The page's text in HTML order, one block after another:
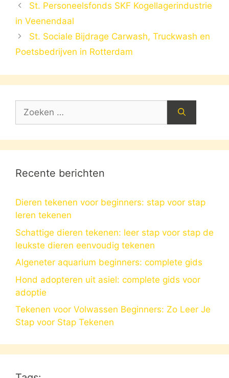
St. Personeelsfonds SKF Kogellagerindustrie
in Veenendaal
St. Sociale Bijdrage Carwash, Truckwash en
Poetsbedrijven in Rotterdam
Zoek
Recente berichten
Dieren tekenen voor beginners: stap voor stap
leren tekenen
Schattige dieren tekenen: leer stap voor stap de
leukste dieren eenvoudig tekenen
Algeneter aquarium beginners: complete gids
Hond adopteren uit asiel: complete gids voor
adoptie
Tekenen voor Volwassen Beginners: Zo Leer Je
Stap voor Stap Tekenen